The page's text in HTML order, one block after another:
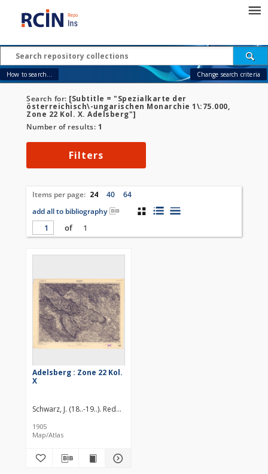
How to search... Change search criteria
Search for: [Subtitle = "Spezialkarte der
österreichisch\-ungarischen Monarchie 1\:75.000,
Zone 22 Kol. X. Adelsberg"]
Number of results: 1
Filters
Items per page: 24 40
64
add all to bibliography
of
1
Adelsberg : Zone 22 Kol.
X
Schwarz, J. (18..-19..). Redaktor
1905
Map/Atlas